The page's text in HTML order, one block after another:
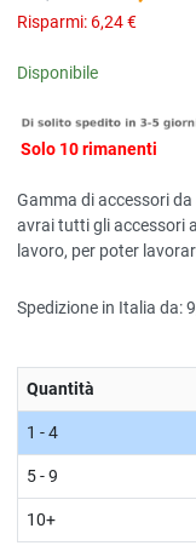
Risparmi: 6,24 €
Disponibile
Solo 10 rimanenti
Gamma di accessori
avrai tutti gli accessori
lavoro, per poter
Spedizione in Italia da:
Quantità
1 - 4
5 - 9
10+